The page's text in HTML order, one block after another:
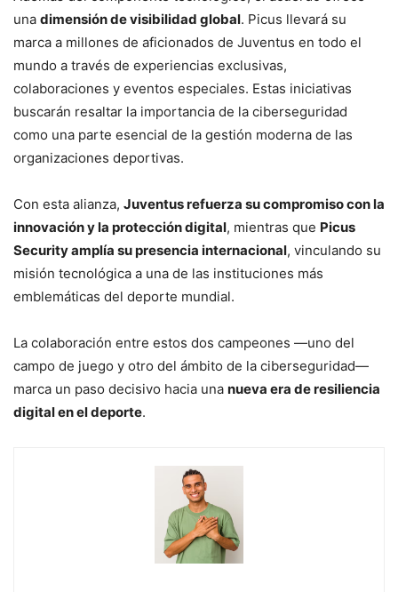
una dimensión de visibilidad global. Picus llevará su
marca a millones de aficionados de Juventus en todo el
mundo a través de experiencias exclusivas,
colaboraciones y eventos especiales. Estas iniciativas
buscarán resaltar la importancia de la ciberseguridad
como una parte esencial de la gestión moderna de las
organizaciones deportivas.
Con esta alianza, Juventus refuerza su compromiso con la
innovación y la protección digital, mientras que Picus
Security amplía su presencia internacional, vinculando su
misión tecnológica a una de las instituciones más
emblemáticas del deporte mundial.
La colaboración entre estos dos campeones —uno del
campo de juego y otro del ámbito de la ciberseguridad—
marca un paso decisivo hacia una nueva era de resiliencia
digital en el deporte.